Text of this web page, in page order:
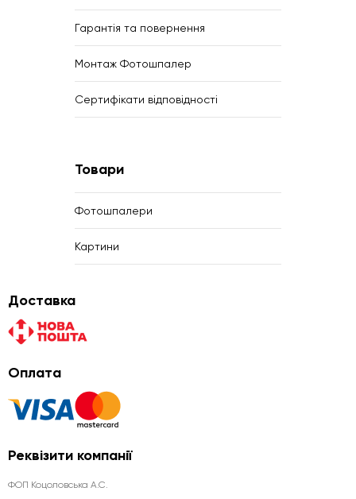
Гарантія та повернення
Монтаж Фотошпалер
Сертифікати відповідності
Товари
Фотошпалери
Картини
Доставка
Оплата
Реквізити компанії
ФОП Коцоловська А.С.